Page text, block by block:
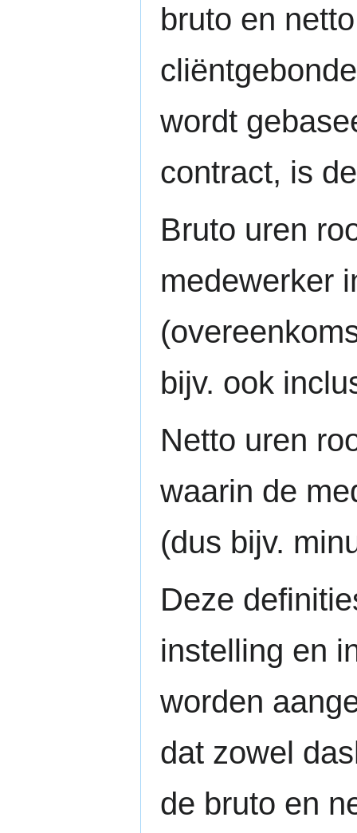
bruto en
wordt
contract, is
Bruto uren
medewerker
bijv. ook
Netto uren
waarin de
(dus bijv.
Deze
instelling en
worden
dat zowel
de bruto en